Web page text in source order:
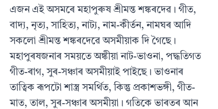
এজন এই অসমৰে মহাপুৰুষ শ্ৰীমন্ত শঙ্কৰদেৱ। গীত,
বাদ্য, নৃত্য, সাহিত্য, নাট্য, নাম-কীৰ্তন, নামঘৰ আদি
সকলো শ্ৰীমন্ত শঙ্কৰদেৱে অসমীয়াক দি গৈছে।
মহাপুৰষজনাৰ সময়তে অঙ্কীয়া নাট-ভাওনা, পদ্ধতিগত
গীত-ৰাগ, সুৰ-সঞ্চাৰ অসমীয়াই পাইছে। ভাওনাৰ
তাত্বিক ৰূপটো শাস্ত্ৰ সমৰ্থিত, কিন্তু প্ৰকাশভঙ্গী, গীত-
মাত, তাল, সুৰ-সঞ্চাৰ অসমীয়া। গতিকে ভাৰতৰ আন